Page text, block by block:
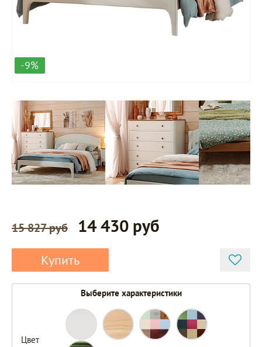
-9%
15 827 руб 14 430 руб
Купить
Выберите характеристики
Цвет